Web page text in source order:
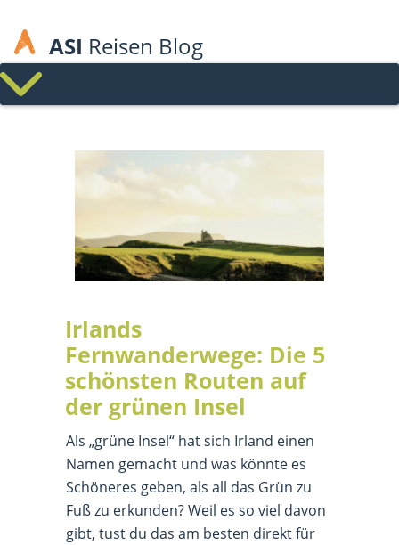
ASI Reisen Blog
Irlands
Fernwanderwege: Die 5
schönsten Routen auf
der grünen Insel
Als „grüne Insel“ hat sich Irland einen
Namen gemacht und was könnte es
Schöneres geben, als all das Grün zu
Fuß zu erkunden? Weil es so viel davon
gibt, tust du das am besten direkt für